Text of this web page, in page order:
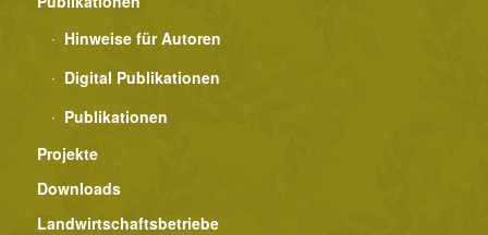
Hinweise für Autoren
Digital Publikationen
Publikationen
Projekte
Downloads
Landwirtschaftsbetriebe